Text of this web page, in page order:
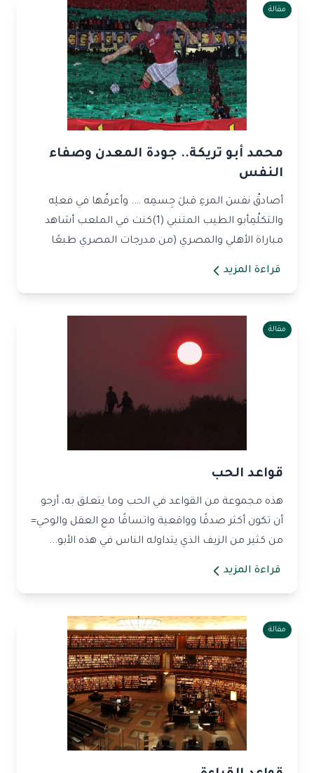
مقالة
محمد أبو تريكة.. جودة المعدن وصفاء
النفس
أصادقُ نفسَ المرءِ قبلَ جِسمِه …. وأعرفُها في فعلِه
والتكلُمِأبو الطيب المتنبي (1)كنت في الملعب أشاهد
مباراة الأهلي والمصري (من مدرجات المصري طبعًا
قراءة المزيد
مقالة
قواعد الحب
هذه مجموعة من القواعد في الحب وما يتعلق به، أرجو
أن تكون أكثر صدقًا وواقعية واتساقًا مع العقل والوحي=
من كثير من الزيف الذي يتداوله الناس في هذه الأبو...
قراءة المزيد
مقالة